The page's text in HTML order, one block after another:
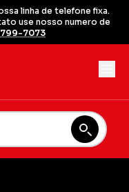
linha de telefone fixa.
use nosso numero de
7073